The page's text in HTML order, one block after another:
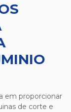
em proporcionar
de corte e